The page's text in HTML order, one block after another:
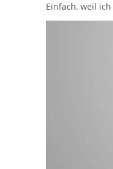
Einfach, weil